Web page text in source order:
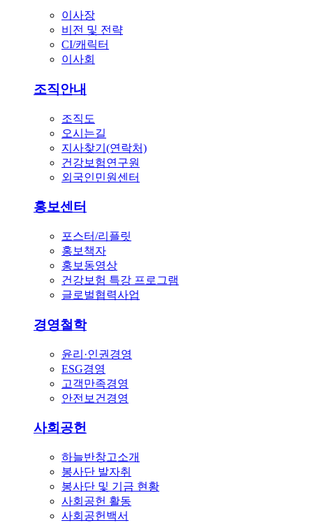
이사장
비전 및 전략
CI/캐릭터
이사회
조직안내
조직도
오시는길
지사찾기(연락처)
건강보험연구원
외국인민원센터
홍보센터
포스터/리플릿
홍보책자
홍보동영상
건강보험 특강 프로그램
글로벌협력사업
경영철학
윤리·인권경영
ESG경영
고객만족경영
안전보건경영
사회공헌
하늘반창고소개
봉사단 발자취
봉사단 및 기금 현황
사회공헌 활동
사회공헌백서